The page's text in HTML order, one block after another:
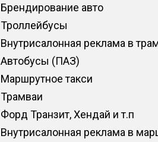
Брендирование авто
Троллейбусы
Внутрисалонная реклама в
Автобусы (ПАЗ)
Маршрутное такси
Трамваи
Форд Транзит, Хендай и т.п
Внутрисалонная реклама в